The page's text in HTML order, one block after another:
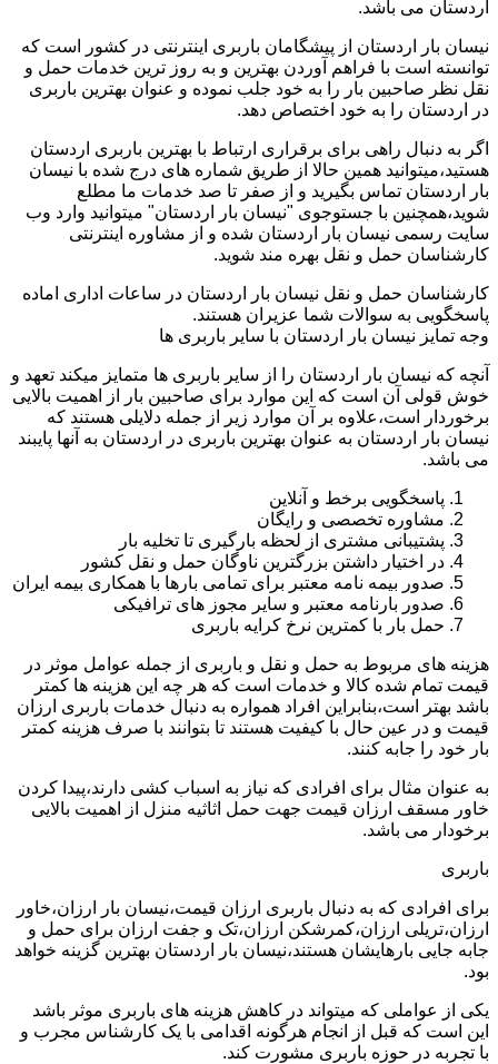
اردستان می باشد.
نیسان بار اردستان از پیشگامان باربری اینترنتی در کشور است که
توانسته است با فراهم آوردن بهترین و به روز ترین خدمات حمل و
نقل نظر صاحبین بار را به خود جلب نموده و عنوان بهترین باربری
در اردستان را به خود اختصاص دهد.
اگر به دنبال راهی برای برقراری ارتباط با بهترین باربری اردستان
هستید،میتوانید همین حالا از طریق شماره های درج شده با نیسان
بار اردستان تماس بگیرید و از صفر تا صد خدمات ما مطلع
شوید،همچنین با جستوجوی "نیسان بار اردستان" میتوانید وارد وب
سایت رسمی نیسان بار اردستان شده و از مشاوره اینترنتی
کارشناسان حمل و نقل بهره مند شوید.
کارشناسان حمل و نقل نیسان بار اردستان در ساعات اداری اماده
پاسخگویی به سوالات شما عزیران هستند.
وجه تمایز نیسان بار اردستان با سایر باربری ها
آنچه که نیسان بار اردستان را از سایر باربری ها متمایز میکند تعهد و
خوش قولی آن است که این موارد برای صاحبین بار از اهمیت بالایی
برخوردار است،علاوه بر آن موارد زیر از جمله دلایلی هستند که
نیسان بار اردستان به عنوان بهترین باربری در اردستان به آنها پایبند
می باشد.
پاسخگویی برخط و آنلاین
مشاوره تخصصی و رایگان
پشتیبانی مشتری از لحظه بارگیری تا تخلیه بار
در اختیار داشتن بزرگترین ناوگان حمل و نقل کشور
صدور بیمه نامه معتبر برای تمامی بارها با همکاری بیمه ایران
صدور بارنامه معتبر و سایر مجوز های ترافیکی
حمل بار با کمترین نرخ کرایه باربری
هزینه های مربوط به حمل و نقل و باربری از جمله عوامل موثر در
قیمت تمام شده کالا و خدمات است که هر چه این هزینه ها کمتر
باشد بهتر است،بنابراین افراد همواره به دنبال خدمات باربری ارزان
قیمت و در عین حال با کیفیت هستند تا بتوانند با صرف هزینه کمتر
بار خود را جابه کنند.
به عنوان مثال برای افرادی که نیاز به اسباب کشی دارند،پیدا کردن
خاور مسقف ارزان قیمت جهت حمل اثاثیه منزل از اهمیت بالایی
برخودار می باشد.
باربری
برای افرادی که به دنبال باربری ارزان قیمت،نیسان بار ارزان،خاور
ارزان،تریلی ارزان،کمرشکن ارزان،تک و جفت ارزان برای حمل و
جابه جایی بارهایشان هستند،نیسان بار اردستان بهترین گزینه خواهد
بود.
یکی از عواملی که میتواند در کاهش هزینه های باربری موثر باشد
این است که قبل از انجام هرگونه اقدامی با یک کارشناس مجرب و
با تجربه در حوزه باربری مشورت کند.